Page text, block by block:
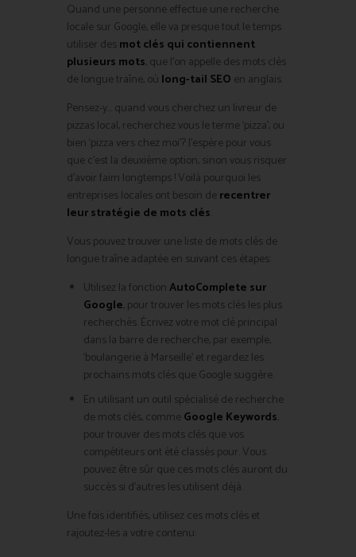
Quand une personne effectue une recherche
locale sur Google, elle va presque tout le temps
utiliser desmot clés qui contiennent
plusieurs mots, que l’on appelle des mots clés
de longue traîne, où long-tail SEO en anglais.
Pensez-y… quand vous cherchez un livreur de
pizzas local, recherchez vous le terme ‘pizza’, ou
bien ‘pizza vers chez moi’? J’espère pour vous
que c’est la deuxième option, sinon vous risquer
d’avoir faim longtemps ! Voilà pourquoi les
entreprises locales ont besoin de recentrer
leur stratégie de mots clés
Vous pouvez trouver une liste de mots clés de
longue traîne adaptée en suivant ces étapes:
Utilisez la fonctionAutoComplete sur
Google, pour trouver les mots clés les plus
recherchés. Écrivez votre mot clé principal
dans la barre de recherche, par exemple,
‘boulangerie à Marseille’ et regardez les
prochains mots clés que Google suggère.
En utilisant un outil spécialisé de recherche
de mots clés, comme Google Keywords,
pour trouver des mots clés que vos
compétiteurs ont été classés pour. Vous
pouvez être sûr que ces mots clés auront du
succès si d’autres les utilisent déjà.
Une fois identifiés, utilisez ces mots clés et
rajoutez-les a votre contenu: